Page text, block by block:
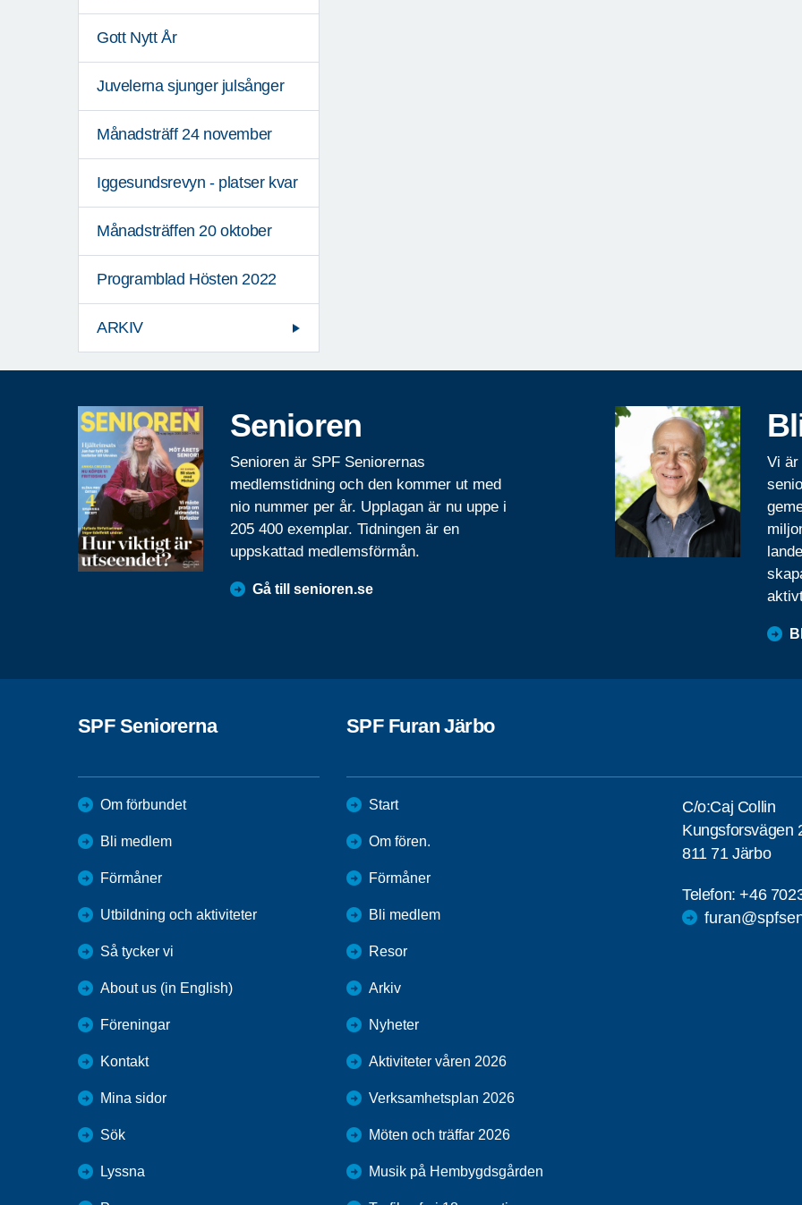
Gott Nytt År
Juvelerna sjunger julsånger
Månadsträff 24 november
Iggesundsrevyn - platser kvar
Månadsträffen 20 oktober
Programblad Hösten 2022
ARKIV
Senioren
Senioren är SPF Seniorernas
medlemstidning och den kommer ut med
nio nummer per år. Upplagan är nu uppe i
205 400 exemplar. Tidningen är en
uppskattad medlemsförmån.
Gå till senioren.se
Vi är
SPF Seniorerna
Om förbundet
Bli medlem
Förmåner
Utbildning och aktiviteter
Så tycker vi
About us (in English)
Föreningar
Kontakt
Mina sidor
Sök
Lyssna
SPF Furan Järbo
Start
Om fören.
Förmåner
Bli medlem
Resor
Arkiv
Nyheter
Aktiviteter våren 2026
Verksamhetsplan 2026
Möten och träffar 2026
Musik på Hembygdsgården
C/o:Caj Collin
Kungsforsvägen
811 71 Järbo
Telefon:+46